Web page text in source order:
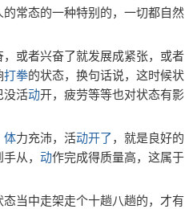
常态的一种特别的，一切都自然
，或者兴奋了就发展成紧张，或者
打拳的状态，换句话说，这时候状
没活动开，疲劳等等也对状态有影
体力充沛，活动开了，就是良好的
从， 动作完成得质量高，这属于
当中走架走个十趟八趟的，才有